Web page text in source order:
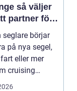
väljer
partner för
seglare börjar
på nya segel,
eller mer
cruising
ofta samma